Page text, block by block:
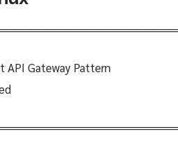
API Gateway Pattern